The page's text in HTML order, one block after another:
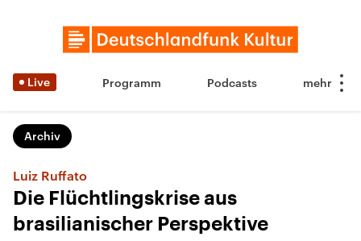
Live Programm Podcasts
Archiv
Luiz Ruffato
Die Flüchtlingskrise aus
brasilianischer Perspektive